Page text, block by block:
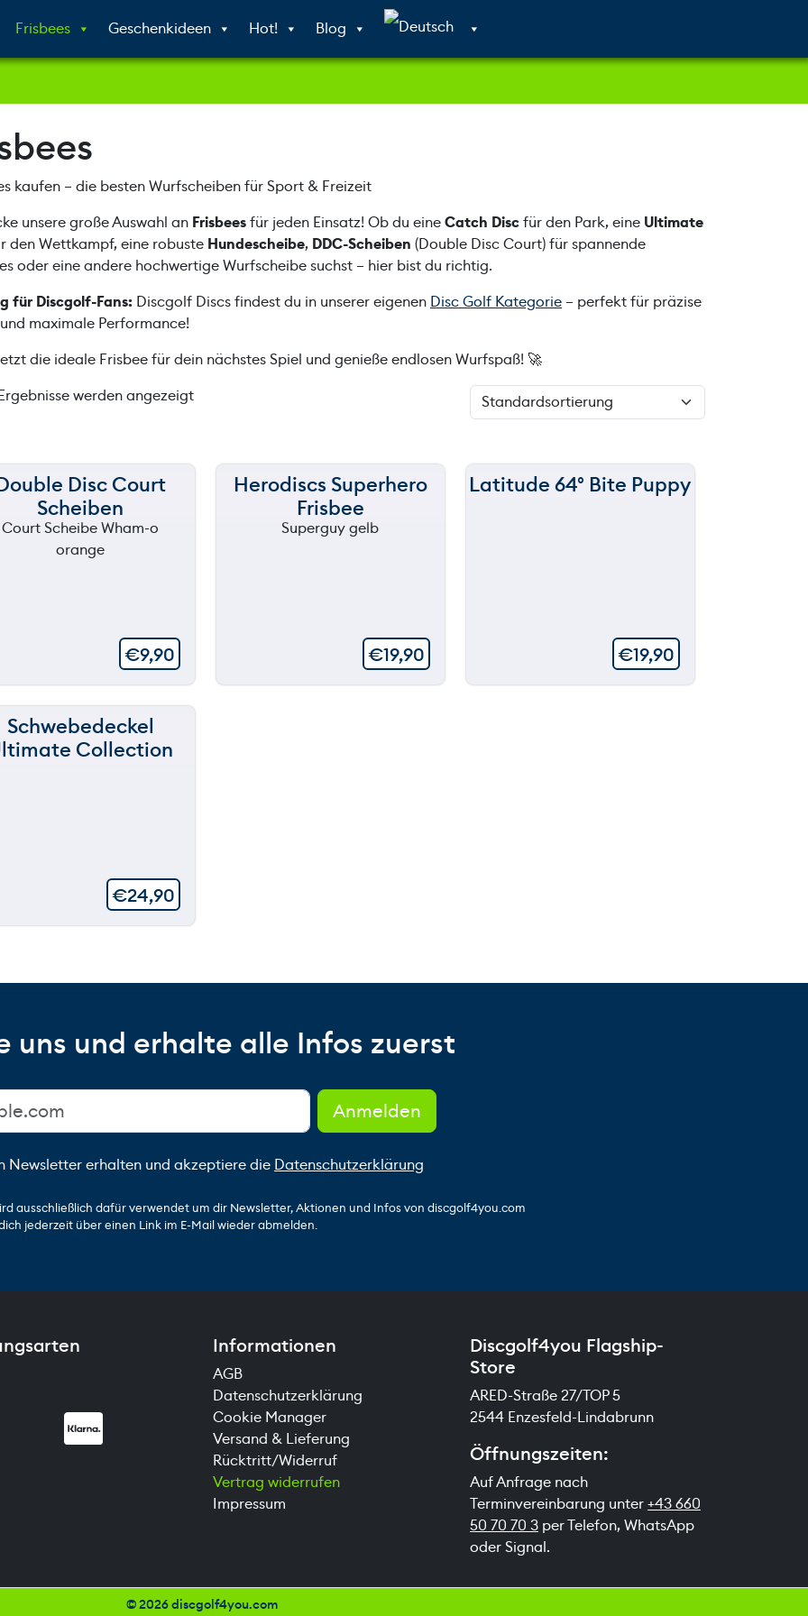
Frisbees Geschenkideen Hot!
Blog
kaufen – die besten Wurfscheiben für Sport & Freizeit
unsere große Auswahl an Frisbeesfür jeden Einsatz! Ob du eineCatch Discfür den Park, eine Ultimate
den Wettkampf, eine robuste Hundescheibe, DDC-Scheiben (Double Disc Court) für spannende
oder eine andere hochwertige Wurfscheibe suchst – hier bist du richtig.
für Discgolf-Fans: Discgolf Discs findest du in unserer eigenen Disc Golf Kategorie – perfekt für präzise
maximale Performance!
die ideale Frisbee für dein nächstes Spiel und genieße endlosen Wurfspaß! 🚀
werden angezeigt
Disc Court
Scheiben
€9,90
Herodiscs Superhero
Frisbee
€19,90
Latitude 64° Bite Puppy
€19,90
Schwebedeckel
Collection
€24,90
uns und erhalte alle Infos zuerst
Newsletter erhalten und akzeptiere die Datenschutzerklärung
ausschließlich dafür verwendet um dir Newsletter, Aktionen und Infos von discgolf4you.com
jederzeit über einen Link im E-Mail wieder abmelden.
Informationen
AGB
Datenschutzerklärung
Cookie Manager
Versand & Lieferung
Rücktritt/Widerruf
Vertrag widerrufen
Impressum
Discgolf4you Flagship-
Store
ARED-Straße 27/TOP 5
2544 Enzesfeld-Lindabrunn
Öffnungszeiten:
Auf Anfrage nach
Terminvereinbarung unter+43 660
50 70 70 3 per Telefon, WhatsApp
oder Signal.
©2026 discgolf4you.com